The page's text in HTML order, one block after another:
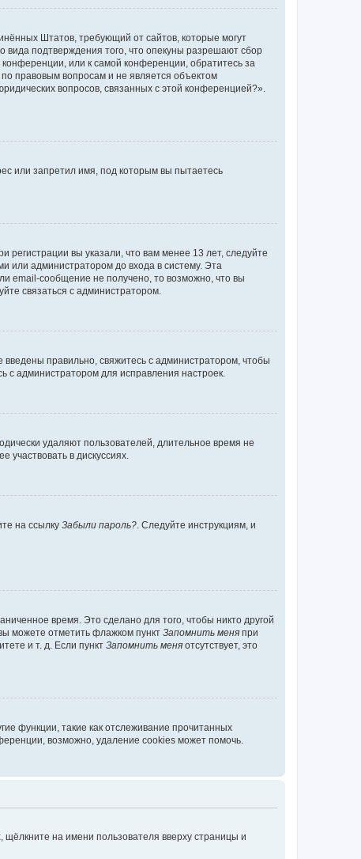
Штатов, требующий от сайтов, которые могут
подтверждения того, что опекуны разрешают сбор
или к самой конференции, обратитесь за
правовым вопросам и не является объектом
вопросов, связанных с этой конференцией?».
или запретил имя, под которым вы пытаетесь
вы указали, что вам менее 13 лет, следуйте
или администратором до входа в систему. Эта
email-сообщение не получено, то возможно, что вы
связаться с администратором.
правильно, свяжитесь с администратором, чтобы
с администратором для исправления настроек.
удаляют пользователей, длительное время не
в дискуссиях.
на ссылку Забыли пароль? . Следуйте инструкциям, и
время. Это сделано для того, чтобы никто другой
можете отметить флажком пункт Запомнить меня при
и т. д. Если пункт Запомнить меня отсутствует, это
функции, такие как отслеживание прочитанных
возможно, удаление cookies может помочь.
на имени пользователя вверху страницы и